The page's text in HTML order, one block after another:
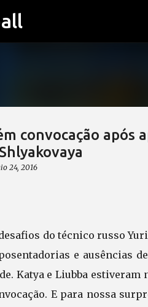
convocação
24, 2016
do técnico russo
e ausências de
Katya e Liubba
E para nossa